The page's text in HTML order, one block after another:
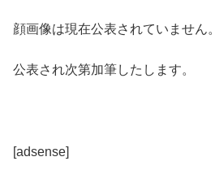
顔画像は現在公表されていません。
公表され次第加筆したします。
[adsense]